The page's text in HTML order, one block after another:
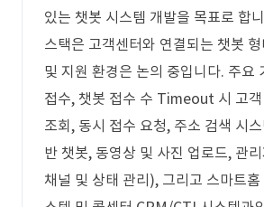
있는 챗봇 시스템 개발을 목표로 합
스택은 고객센터와 연결되는 챗봇 형
및 지원 환경은 논의 중입니다. 주요
접수, 챗봇 접수 수 Timeout 시 고객
조회, 동시 접수 요청, 주소 검색 시스
반 챗봇, 동영상 및 사진 업로드, 관
채널 및 상태 관리), 그리고 스마트홈